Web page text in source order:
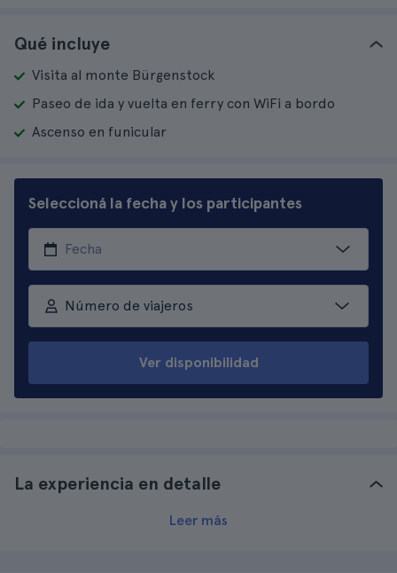
Qué incluye
Visita al monte Bürgenstock
Paseo de ida y vuelta en ferry con WiFi a bordo
Ascenso en funicular
Seleccioná la fecha y los participantes
Número de viajeros
Ver disponibilidad
La experiencia en detalle
Leer más